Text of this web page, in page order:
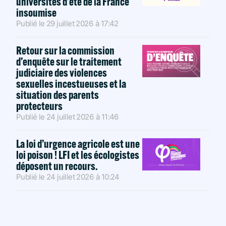
insoumise
Publié le 29 juillet 2026 à 17:42
Retour sur la commission
d’enquête sur le traitement
judiciaire des violences
sexuelles incestueuses et la
situation des parents
protecteurs
Publié le 24 juillet 2026 à 11:46
La loi d’urgence agricole est une
loi poison ! LFI et les écologistes
déposent un recours.
Publié le 24 juillet 2026 à 10:24